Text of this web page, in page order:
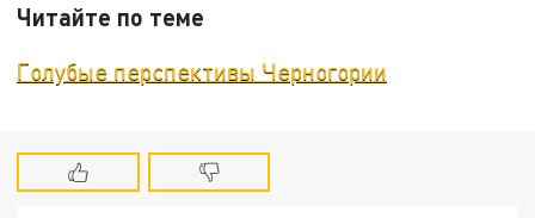
Читайте по теме
Голубые перспективы Черногории